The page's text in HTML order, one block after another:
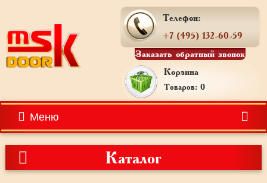
Телефон:
+7 (495) 132-60-59
Заказать обратный звонок
Корзина
Товаров: 0
Меню
Каталог